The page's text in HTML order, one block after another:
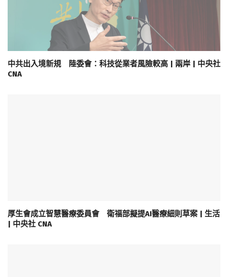
中共出入境新規 陸委會：科技從業者風險較高 | 兩岸 | 中央社
CNA
厚生會成立智慧醫療委員會 衛福部擬提AI醫療細則草案 | 生活
| 中央社 CNA